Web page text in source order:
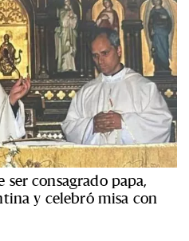
ser consagrado papa,
y celebró misa con